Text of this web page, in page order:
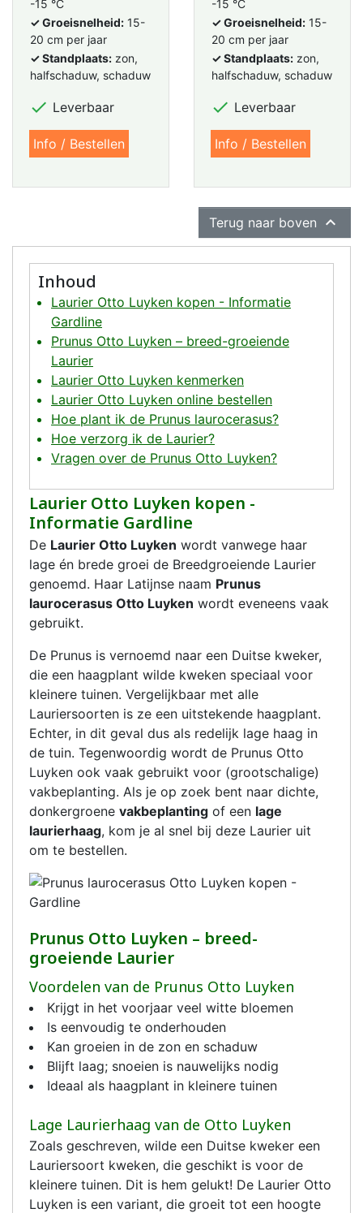
-15 °C
✓ Groeisnelheid: 15-
20 cm per jaar
✓ Standplaats: zon,
halfschaduw, schaduw
 Leverbaar
Info / Bestellen
-15 °C
✓ Groeisnelheid: 15-
20 cm per jaar
✓ Standplaats: zon,
halfschaduw, schaduw
 Leverbaar
Info / Bestellen
Terug naar boven 
Inhoud
Laurier Otto Luyken kopen - Informatie
Gardline
Prunus Otto Luyken – breed-groeiende
Laurier
Laurier Otto Luyken kenmerken
Laurier Otto Luyken online bestellen
Hoe plant ik de Prunus laurocerasus?
Hoe verzorg ik de Laurier?
Vragen over de Prunus Otto Luyken?
Laurier Otto Luyken kopen -
Informatie Gardline
De Laurier Otto Luyken wordt vanwege haar
lage én brede groei de Breedgroeiende Laurier
genoemd. Haar Latijnse naam Prunus
laurocerasus Otto Luyken wordt eveneens vaak
gebruikt.
De Prunus is vernoemd naar een Duitse kweker,
die een haagplant wilde kweken speciaal voor
kleinere tuinen. Vergelijkbaar met alle
Lauriersoorten is ze een uitstekende haagplant.
Echter, in dit geval dus als redelijk lage haag in
de tuin. Tegenwoordig wordt de Prunus Otto
Luyken ook vaak gebruikt voor (grootschalige)
vakbeplanting. Als je op zoek bent naar dichte,
donkergroene vakbeplanting of een lage
laurierhaag, kom je al snel bij deze Laurier uit
om te bestellen.
Prunus Otto Luyken – breed-
groeiende Laurier
Voordelen van de Prunus Otto Luyken
Krijgt in het voorjaar veel witte bloemen
Is eenvoudig te onderhouden
Kan groeien in de zon en schaduw
Blijft laag; snoeien is nauwelijks nodig
Ideaal als haagplant in kleinere tuinen
Lage Laurierhaag van de Otto Luyken
Zoals geschreven, wilde een Duitse kweker een
Lauriersoort kweken, die geschikt is voor de
kleinere tuinen. Dit is hem gelukt! De Laurier Otto
Luyken is een variant, die groeit tot een hoogte